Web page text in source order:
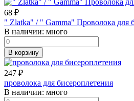
68 ₽
" Zlatka" / " Gamma" Проволока для
В наличии: много
В корзину
247 ₽
проволока для бисероплетения
В наличии: много